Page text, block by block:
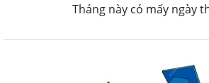
Tháng này có mấy ngày